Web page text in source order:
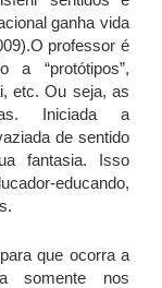
ganha vida
professor é
a “protótipos”,
etc. Ou seja, as
Iniciada a
de sentido
fantasia. Isso
educando,
que ocorra a
somente nos